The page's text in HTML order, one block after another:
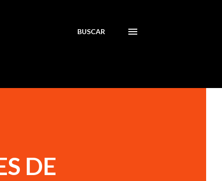
BUSCAR
DE